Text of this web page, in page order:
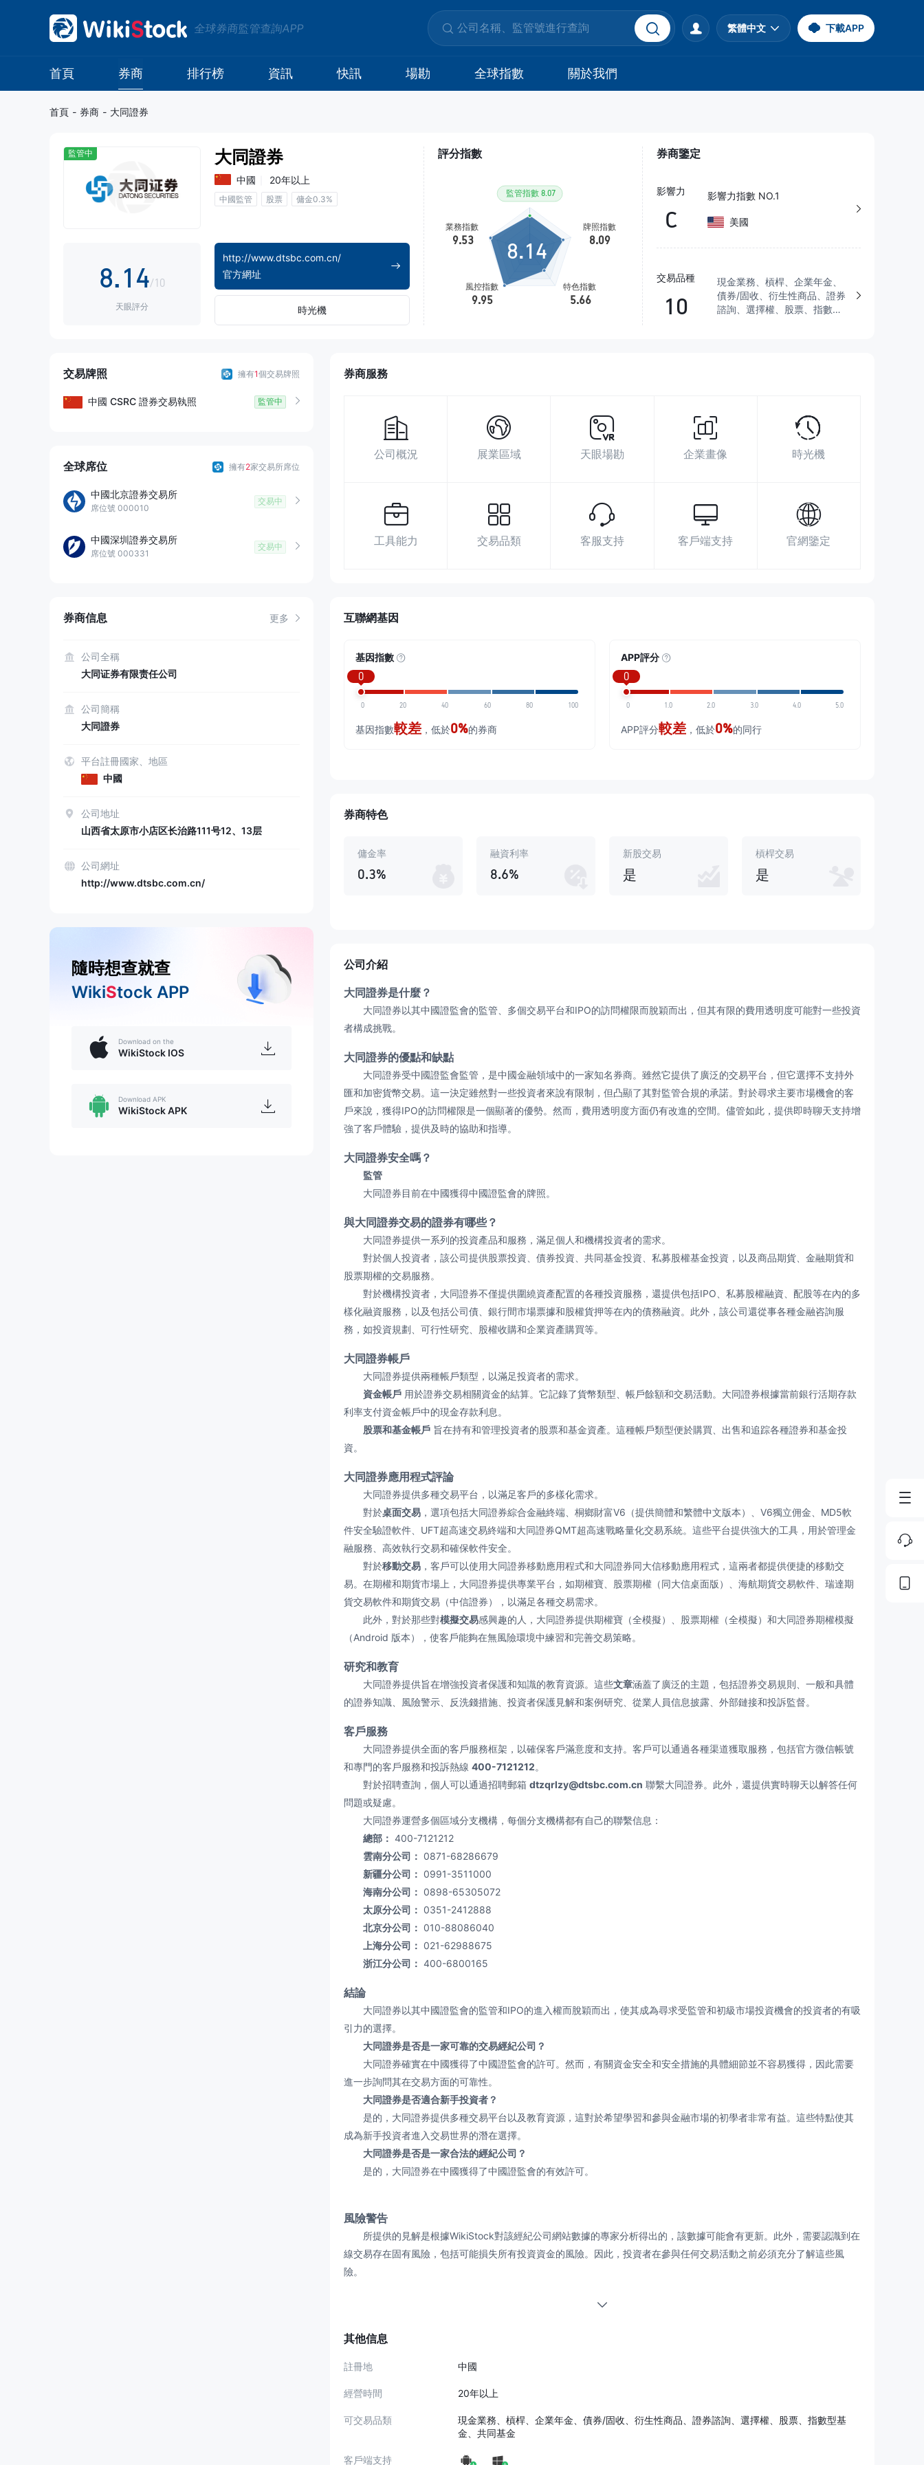
全球券商監管查詢APP 繁體中文 下載APP
首頁 券商 排行榜 資訊 快訊 場勘 全球指數 關於我們
首頁 - 券商 - 大同證券
監管中
0
1
3
5
6
8.1
2
5
8
9
1
4
5
8
/10
天眼評分
大同證券
中國 20年以上
中國監管 股票 傭金0.3%
http://www.dtsbc.com.cn/
官方網址
時光機
評分指數
8.14
券商鑒定
影響力
C
影響力指數 NO.1
美國
交易品種
10
現金業務、槓桿、企業年金、
債券/固收、衍生性商品、證券
諮詢、選擇權、股票、指數型
http://www.dtsbc.com.cn/
山西省太原市小店区长治路111号12、13层
交易牌照 擁有1個交易牌照
中國 CSRC 證券交易執照 監管中
全球席位 擁有2家交易所席位
中國北京證券交易所
席位號 000010
交易中
中國深圳證券交易所
席位號 000331
交易中
券商信息 更多
公司全稱
大同证券有限责任公司
公司簡稱
大同證券
平台註冊國家、地區
中國
公司地址
山西省太原市小店区长治路111号12、13层
公司網址
http://www.dtsbc.com.cn/
隨時想查就查
WikiStock APP
Download on the
WikiStock IOS
Download APK
WikiStock APK
券商服務
公司概況 展業區域 天眼場勘 企業畫像 時光機
工具能力 交易品類 客服支持 客戶端支持 官網鑒定
互聯網基因
基因指數
0
0 20 40 60 80 100
基因指數較差 ，低於0%的券商
APP評分
0
0 1.0 2.0 3.0 4.0 5.0
APP評分較差 ，低於0%的同行
券商特色
傭金率
0.3%
融資利率
8.6%
新股交易
是
槓桿交易
是
公司介紹
大同證券是什麼？
大同證券以其中國證監會的監管、多個交易平台和IPO的訪問權限而脫穎而出，但其有限的費用透明度可能對一些投資
者構成挑戰。
大同證券的優點和缺點
大同證券受中國證監會監管，是中國金融領域中的一家知名券商。雖然它提供了廣泛的交易平台，但它選擇不支持外
匯和加密貨幣交易。這一決定雖然對一些投資者來說有限制，但凸顯了其對監管合規的承諾。對於尋求主要市場機會的客
戶來說，獲得IPO的訪問權限是一個顯著的優勢。然而，費用透明度方面仍有改進的空間。儘管如此，提供即時聊天支持增
強了客戶體驗，提供及時的協助和指導。
大同證券安全嗎？
監管
大同證券目前在中國獲得中國證監會的牌照。
與大同證券交易的證券有哪些？
大同證券提供一系列的投資產品和服務，滿足個人和機構投資者的需求。
對於個人投資者，該公司提供股票投資、債券投資、共同基金投資、私募股權基金投資，以及商品期貨、金融期貨和
股票期權的交易服務。
對於機構投資者，大同證券不僅提供圍繞資產配置的各種投資服務，還提供包括IPO、私募股權融資、配股等在內的多
樣化融資服務，以及包括公司債、銀行間市場票據和股權貨押等在內的債務融資。此外，該公司還從事各種金融咨詢服
務，如投資規劃、可行性研究、股權收購和企業資產購買等。
大同證券帳戶
大同證券提供兩種帳戶類型，以滿足投資者的需求。
資金帳戶 用於證券交易相關資金的結算。它記錄了貨幣類型、帳戶餘額和交易活動。大同證券根據當前銀行活期存款
利率支付資金帳戶中的現金存款利息。
股票和基金帳戶 旨在持有和管理投資者的股票和基金資產。這種帳戶類型便於購買、出售和追踪各種證券和基金投
資。
大同證券應用程式評論
大同證券提供多種交易平台，以滿足客戶的多樣化需求。
對於桌面交易 ，選項包括大同證券綜合金融終端、桐鄉財富V6（提供簡體和繁體中文版本）、V6獨立佣金、MD5軟
件安全驗證軟件、UFT超高速交易終端和大同證券QMT超高速戰略量化交易系統。這些平台提供強大的工具，用於管理金
融服務、高效執行交易和確保軟件安全。
對於移動交易 ，客戶可以使用大同證券移動應用程式和大同證券同大信移動應用程式，這兩者都提供便捷的移動交
易。在期權和期貨市場上，大同證券提供專業平台，如期權寶、股票期權（同大信桌面版）、海航期貨交易軟件、瑞達期
貨交易軟件和期貨交易（中信證券），以滿足各種交易需求。
此外，對於那些對模擬交易感興趣的人，大同證券提供期權寶（全模擬）、股票期權（全模擬）和大同證券期權模擬
（Android 版本），使客戶能夠在無風險環境中練習和完善交易策略。
研究和教育
大同證券提供旨在增強投資者保護和知識的教育資源。這些文章涵蓋了廣泛的主題，包括證券交易規則、一般和具體
的證券知識、風險警示、反洗錢措施、投資者保護見解和案例研究、從業人員信息披露、外部鏈接和投訴監督。
客戶服務
大同證券提供全面的客戶服務框架，以確保客戶滿意度和支持。客戶可以通過各種渠道獲取服務，包括官方微信帳號
和專門的客戶服務和投訴熱線 400-7121212。
對於招聘查詢，個人可以通過招聘郵箱 dtzqrlzy@dtsbc.com.cn 聯繫大同證券。此外，還提供實時聊天以解答任何
問題或疑慮。
大同證券運營多個區域分支機構，每個分支機構都有自己的聯繫信息：
總部： 400-7121212
雲南分公司： 0871-68286679
新疆分公司： 0991-3511000
海南分公司： 0898-65305072
太原分公司： 0351-2412888
北京分公司： 010-88086040
上海分公司： 021-62988675
浙江分公司： 400-6800165
結論
大同證券以其中國證監會的監管和IPO的進入權而脫穎而出，使其成為尋求受監管和初級市場投資機會的投資者的有吸
引力的選擇。
大同證券是否是一家可靠的交易經紀公司？
大同證券確實在中國獲得了中國證監會的許可。然而，有關資金安全和安全措施的具體細節並不容易獲得，因此需要
進一步詢問其在交易方面的可靠性。
大同證券是否適合新手投資者？
是的，大同證券提供多種交易平台以及教育資源，這對於希望學習和參與金融市場的初學者非常有益。這些特點使其
成為新手投資者進入交易世界的潛在選擇。
大同證券是否是一家合法的經紀公司？
是的，大同證券在中國獲得了中國證監會的有效許可。
風險警告
所提供的見解是根據WikiStock對該經紀公司網站數據的專家分析得出的，該數據可能會有更新。此外，需要認識到在
線交易存在固有風險，包括可能損失所有投資資金的風險。因此，投資者在參與任何交易活動之前必須充分了解這些風
險。
其他信息
註冊地 中國
經營時間 20年以上
可交易品類
現金業務、槓桿、企業年金、債券/固收、衍生性商品、證券諮詢、選擇權、股票、指數型基
金、共同基金
客戶端支持